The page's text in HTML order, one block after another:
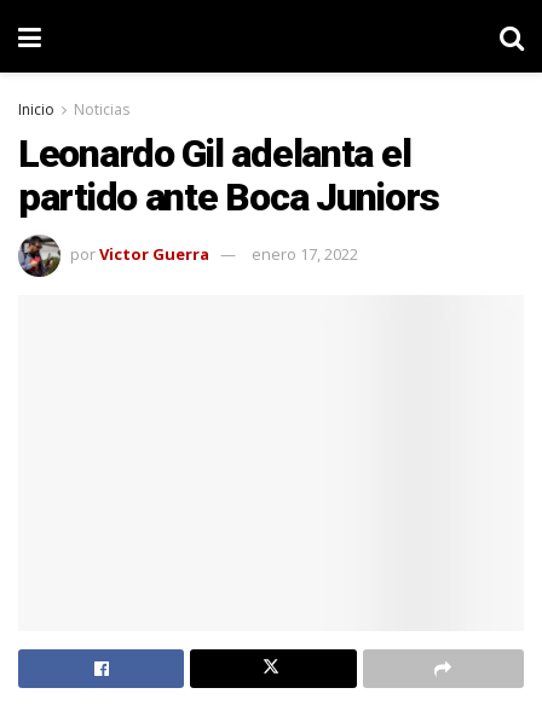
Inicio Noticias
Leonardo Gil adelanta el
partido ante Boca Juniors
porVictor Guerra enero 17, 2022